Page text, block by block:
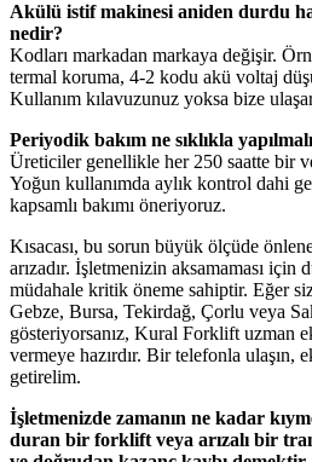
Akülü istif makinesi aniden durdu
nedir?
Kodları markadan markaya değişir.
termal koruma, 4-2 kodu akü voltaj
Kullanım kılavuzunuz yoksa bize
Periyodik bakım ne sıklıkla
Üreticiler genellikle her 250 saatte bir
Yoğun kullanımda aylık kontrol dahi
kapsamlı bakımı öneriyoruz.
Kısacası, bu sorun büyük ölçüde
arızadır. İşletmenizin aksamaması için
müdahale kritik öneme sahiptir. Eğer
Gebze, Bursa, Tekirdağ, Çorlu veya
gösteriyorsanız, Kural Forklift uzman
vermeye hazırdır. Bir telefonla ulaşın,
getirelim.
İşletmenizde zamanın ne kadar
duran bir forklift veya arızalı bir